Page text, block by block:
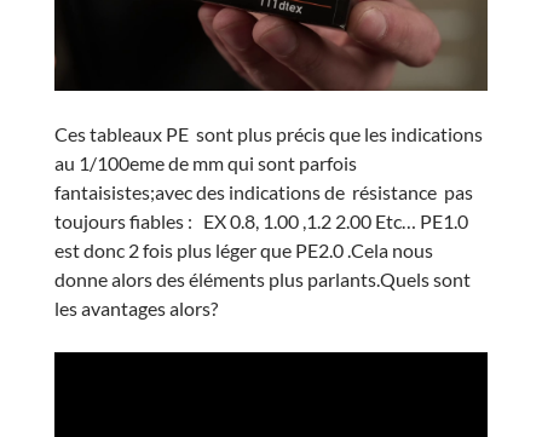
Ces tableaux PE sont plus précis que les indications
au 1/100eme de mm qui sont parfois
fantaisistes;avec des indications de résistance pas
toujours fiables : EX 0.8, 1.00 ,1.2 2.00 Etc… PE1.0
est donc 2 fois plus léger que PE2.0 .Cela nous
donne alors des éléments plus parlants.Quels sont
les avantages alors?